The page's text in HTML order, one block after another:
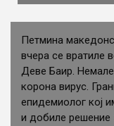
Петмина
вчера се вратиле
Деве Баир.
корона вирус.
епидемиолог кој
и добиле решение